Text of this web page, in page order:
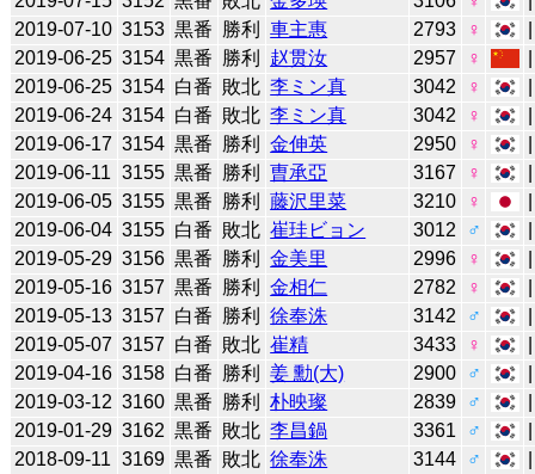
2019-07-10 3153 黒番 勝利 車主惠 2793 ♀
2019-06-25 3154 黒番 勝利 赵贯汝 2957 ♀
2019-06-25 3154 白番 敗北 李ミン真 3042 ♀
2019-06-24 3154 白番 敗北 李ミン真 3042 ♀
2019-06-17 3154 黒番 勝利 金伸英 2950 ♀
2019-06-11 3155 黒番 勝利 曺承亞 3167 ♀
2019-06-05 3155 黒番 勝利 藤沢里菜 3210 ♀
2019-06-04 3155 白番 敗北 崔珪ビョン 3012 ♂
2019-05-29 3156 黒番 勝利 金美里 2996 ♀
2019-05-16 3157 黒番 勝利 金相仁 2782 ♀
2019-05-13 3157 白番 勝利 徐奉洙 3142 ♂
2019-05-07 3157 白番 敗北 崔精 3433 ♀
2019-04-16 3158 白番 勝利 姜 勳(大) 2900 ♂
2019-03-12 3160 黒番 勝利 朴映璨 2839 ♂
2019-01-29 3162 黒番 敗北 李昌鍋 3361 ♂
2018-09-11 3169 黒番 敗北 徐奉洙 3144 ♂